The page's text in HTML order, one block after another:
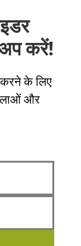
करें!
के लिए
और